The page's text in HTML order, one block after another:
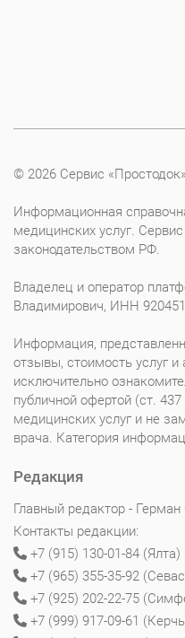
© 2026 Сервис
Информационная
медицинских услуг.
законодательством РФ.
Владелец и оператор
Владимирович, ИНН
Информация,
отзывы, стоимость услуг и
исключительно
публичной офертой (ст.
медицинских услуг и не
врача. Категория
Редакция
Главный редактор -
Контакты редакции:
+7 (915) 130-01-84 (Ялта)
+7 (965) 355-35-92
+7 (925) 202-22-75
+7 (999) 917-09-61